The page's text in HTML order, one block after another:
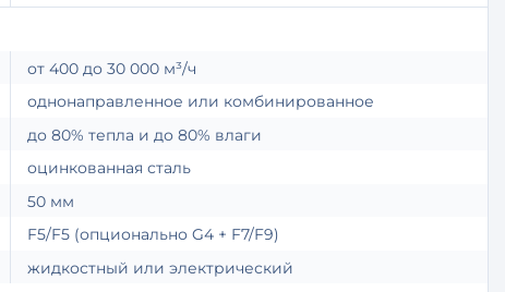
от 400 до 30 000 м³/ч
однонаправленное или комбинированное
до 80% тепла и до 80% влаги
оцинкованная сталь
50 мм
F5/F5 (опционально G4 + F7/F9)
жидкостный или электрический